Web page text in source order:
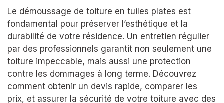
Le démoussage de toiture en tuiles plates est
fondamental pour préserver l’esthétique et la
durabilité de votre résidence. Un entretien régulier
par des professionnels garantit non seulement une
toiture impeccable, mais aussi une protection
contre les dommages à long terme. Découvrez
comment obtenir un devis rapide, comparer les
prix, et assurer la sécurité de votre toiture avec des